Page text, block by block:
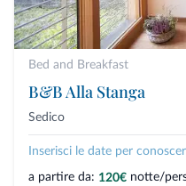
Bed and Breakfast
B&B Alla Stanga
Sedico
Inserisci le date per
a partire da: 120€ notte/